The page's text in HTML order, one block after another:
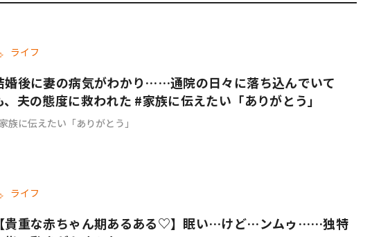
ライフ
婚後に妻の病気がわかり……通院の日々に落ち込んでいて
、夫の態度に救われた #家族に伝えたい「ありがとう」
家族に伝えたい「ありがとう」
ライフ
【貴重な赤ちゃん期あるある♡】眠い…けど…ンムゥ……独特